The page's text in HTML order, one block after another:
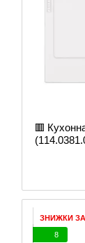
🟥
ЗНИЖКИ
8